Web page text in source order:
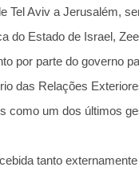
Tel Aviv a Jerusalém,
do Estado de Israel,
por parte do governo
das Relações
como um dos últimos
tanto